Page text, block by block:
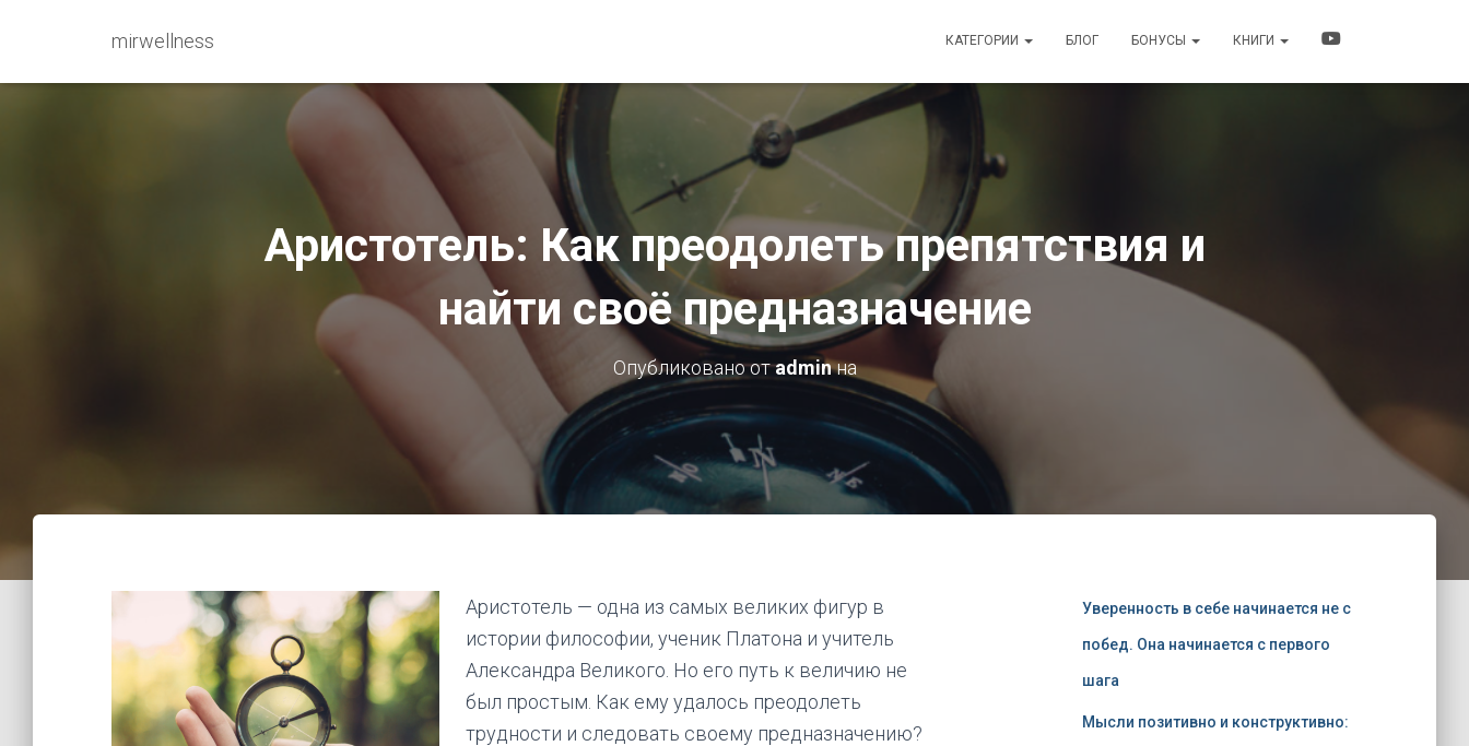
mirwellness КАТЕГОРИИ БЛОГ БОНУСЫ КНИГИ
Аристотель: Как преодолеть препятствия и
найти своё предназначение
Опубликовано отadminна
Аристотель — одна из самых великих фигур в
истории философии, ученик Платона и учитель
Александра Великого. Но его путь к величию не
был простым. Как ему удалось преодолеть
трудности и следовать своему предназначению?
Уверенность в себе начинается не с
побед. Она начинается с первого
шага
Мысли позитивно и конструктивно: